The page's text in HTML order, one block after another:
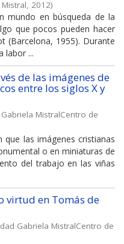
, 2012)
mundo en búsqueda de la
que pocos pueden hacer
(Barcelona, 1955). Durante
labor ...
de las imágenes de
entre los siglos X y
MistralCentro de
las imágenes cristianas
o en miniaturas de
del trabajo en las viñas
virtud en Tomás de
Gabriela MistralCentro de